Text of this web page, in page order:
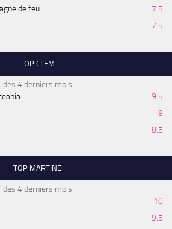
de feu
7.5
7.5
TOP CLEM
des 4 derniers mois
9.5
9
8.5
TOP MARTINE
des 4 derniers mois
10
9.5